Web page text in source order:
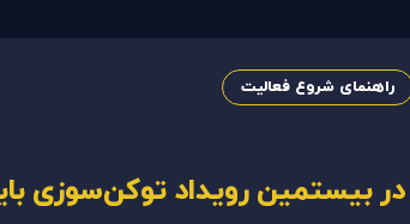
راهنمای شروع فعالیت